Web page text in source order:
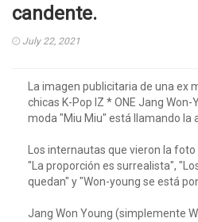
candente.
July 22, 2021
La imagen publicitaria de una ex
chicas K-Pop IZ * ONE Jang
moda "Miu Miu" está llamando la
Los internautas que vieron la
"La proporción es surrealista",
quedan" y "Won-young se está
Jang Won Young (simplemente